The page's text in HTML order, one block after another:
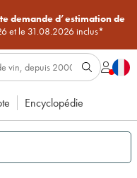
demande d’estimation de
et le 31.08.2026 inclus*
Encyclopédie